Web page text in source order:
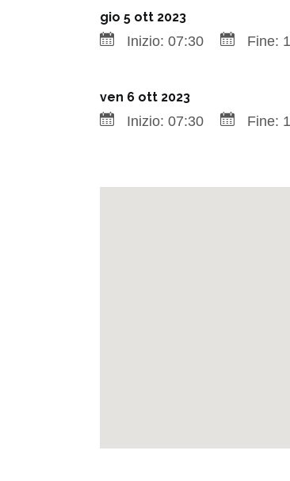
gio 5 ott 2023
Inizio: 07:30 Fine:
ven 6 ott 2023
Inizio: 07:30 Fine: